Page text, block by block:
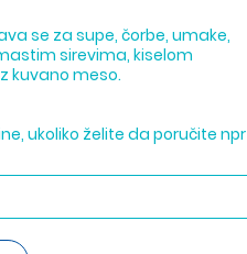
se za supe, čorbe, umake,
sirevima, kiselom
kuvano meso.
ukoliko želite da poručite npr